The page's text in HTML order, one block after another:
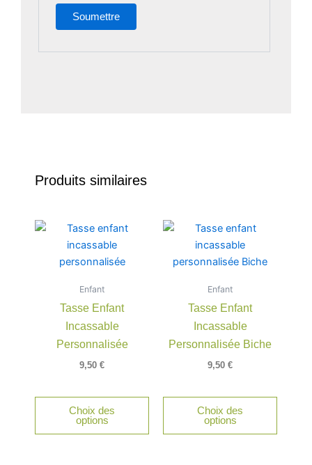
Produits similaires
Enfant
Tasse Enfant
Incassable
Personnalisée
9,50 €
Choix des
options
Enfant
Tasse Enfant
Incassable
Personnalisée Biche
9,50 €
Choix des
options